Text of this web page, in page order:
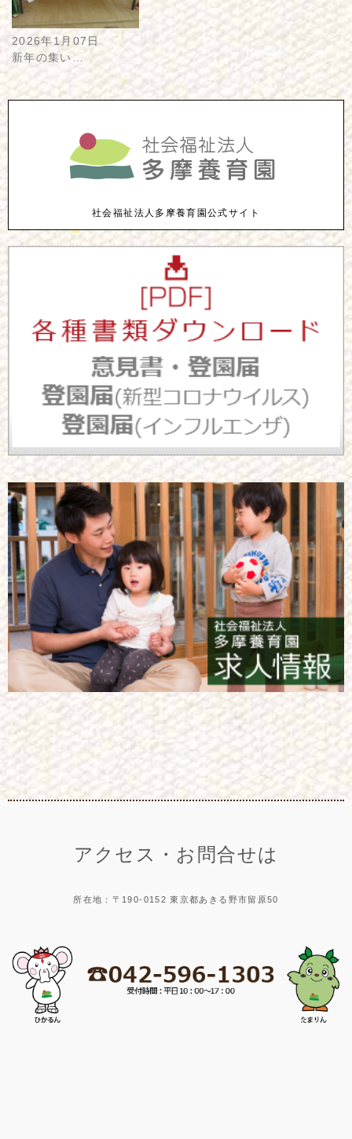
2026年1月07日
新年の集い…
社会福祉法人多摩養育園公式サイト
アクセス・お問合せは
所在地：〒190-0152 東京都あきる野市留原50